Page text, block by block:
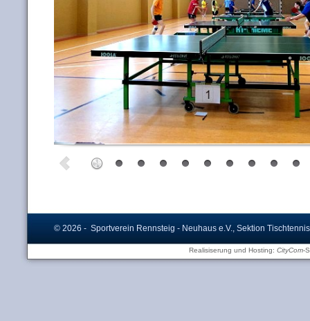
© 2026 - Sportverein Rennsteig - Neuhaus e.V., Sektion
Realisiserung und Hosting: CityCom-